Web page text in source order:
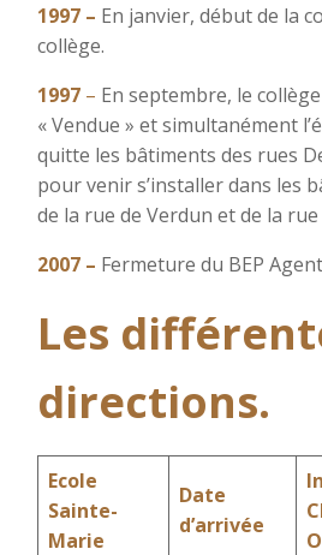
1997 – En janvier, début de la
collège.
1997 – En septembre, le
« Vendue » et simultanément
quitte les bâtiments des rues
pour venir s’installer dans les
de la rue de Verdun et de la
2007 – Fermeture du BEP
Les
directions.
Ecole
Sainte-
Marie
Date
d’arrivée